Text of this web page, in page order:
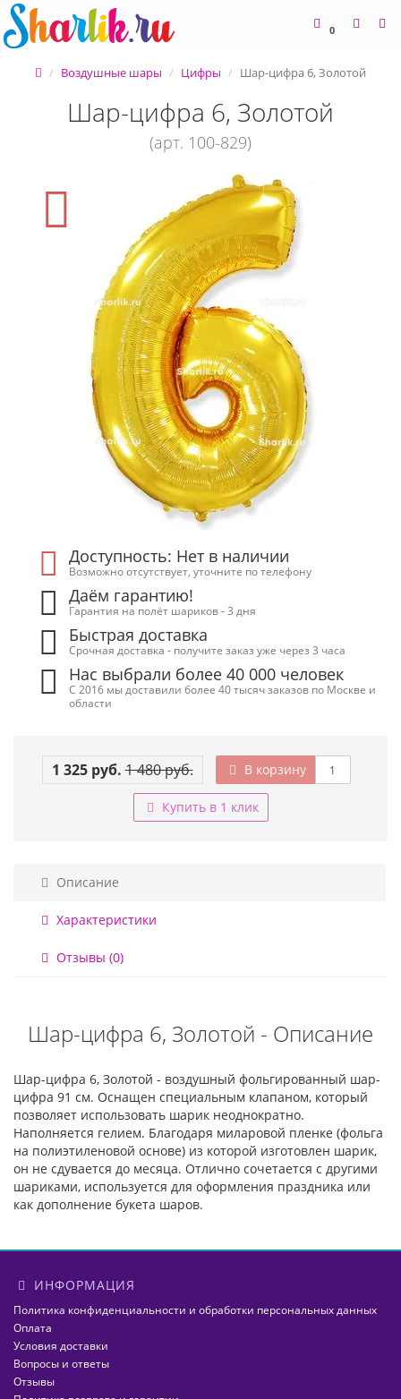
0
Воздушные шары Цифры Шар-цифра 6, Золотой
Шар-цифра 6, Золотой
(арт. 100-829)
Доступность: Нет в наличии
Возможно отсутствует, уточните по телефону
Даём гарантию!
Гарантия на полёт шариков - 3 дня
Быстрая доставка
Срочная доставка - получите заказ уже через 3 часа
Нас выбрали более 40 000 человек
С 2016 мы доставили более 40 тысяч заказов по Москве и
области
1 325 руб. 1 480 руб. В корзину
Купить в 1 клик
Описание
Характеристики
Отзывы (0)
Шар-цифра 6, Золотой - Описание
Шар-цифра 6, Золотой - воздушный фольгированный шар-
цифра 91 см. Оснащен специальным клапаном, который
позволяет использовать шарик неоднократно.
Наполняется гелием. Благодаря миларовой пленке (фольга
на полиэтиленовой основе) из которой изготовлен шарик,
он не сдувается до месяца. Отлично сочетается с другими
шариками, используется для оформления праздника или
как дополнение букета шаров.
ИНФОРМАЦИЯ
Политика конфиденциальности и обработки персональных данных
Оплата
Условия доставки
Вопросы и ответы
Отзывы